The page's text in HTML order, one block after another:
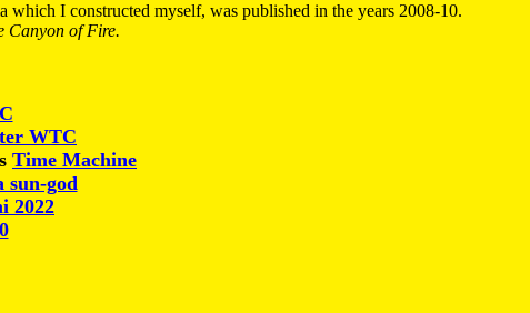
I constructed myself, was published in the years 2008-10.
Canyon of Fire.
WTC
Time Machine
sun-god
2022